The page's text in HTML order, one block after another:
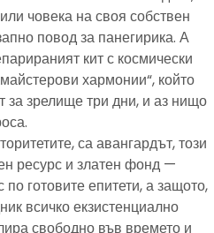
човека на своя собствен
повод за панегирика. А
кит с космически
хармонии“, който
за зрелище три дни, и аз нищо
са авангардът, този
ресурс и златен фонд —
готовите епитети, а защото,
всичко екзистенциално
свободно във времето и